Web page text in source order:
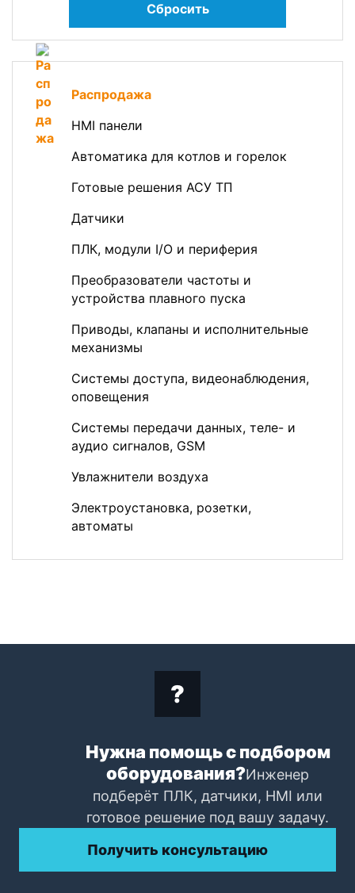
Сбросить
Распродажа
HMI панели
Автоматика для котлов и горелок
Готовые решения АСУ ТП
Датчики
ПЛК, модули I/O и периферия
Преобразователи частоты и
устройства плавного пуска
Приводы, клапаны и исполнительные
механизмы
Системы доступа, видеонаблюдения,
оповещения
Системы передачи данных, теле- и
аудио сигналов, GSM
Увлажнители воздуха
Электроустановка, розетки,
автоматы
Нужна помощь с подбором
оборудования?Инженер
подберёт ПЛК, датчики, HMI или
готовое решение под вашу задачу.
Получить консультацию